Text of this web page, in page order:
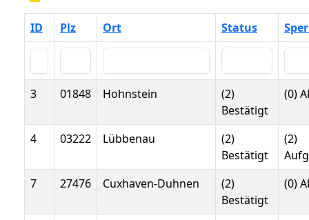
ID Plz Ort Status
3 01848 Hohnstein
(2)
Bestätigt
(0)
4 03222 Lübbenau
(2)
Bestätigt
(2)
7
27476 Cuxhaven-Duhnen
(2)
Bestätigt
(0)